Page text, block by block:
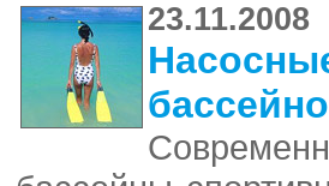
23.11.2008